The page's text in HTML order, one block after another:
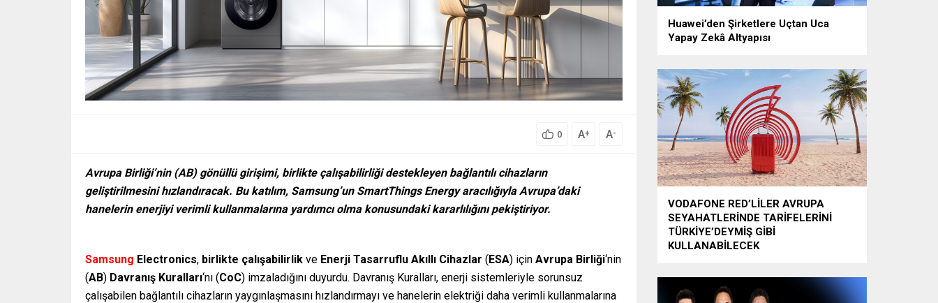
0 A+ A-
Avrupa Birliği’nin (AB) gönüllü girişimi, birlikte çalışabilirliği destekleyen bağlantılı cihazların
geliştirilmesini hızlandıracak. Bu katılım, Samsung’un SmartThings Energy aracılığıyla Avrupa’daki
hanelerin enerjiyi verimli kullanmalarına yardımcı olma konusundaki kararlılığını pekiştiriyor.
Samsung Electronics, birlikte çalışabilirlik ve Enerji Tasarruflu Akıllı Cihazlar (ESA) için Avrupa Birliği‘nin
(AB) Davranış Kuralları‘nı (CoC) imzaladığını duyurdu. Davranış Kuralları, enerji sistemleriyle sorunsuz
çalışabilen bağlantılı cihazların yaygınlaşmasını hızlandırmayı ve hanelerin elektriği daha verimli kullanmalarına
Huawei’den Şirketlere Uçtan Uca
Yapay Zekâ Altyapısı
VODAFONE RED’LİLER AVRUPA
SEYAHATLERİNDE TARİFELERİNİ
TÜRKİYE’DEYMİŞ GİBİ
KULLANABİLECEK